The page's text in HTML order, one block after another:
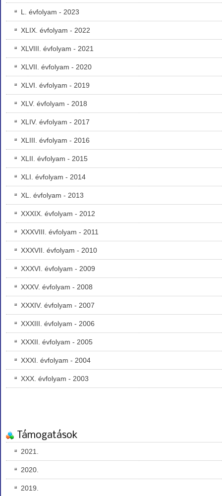
L. évfolyam - 2023
XLIX. évfolyam - 2022
XLVIII. évfolyam - 2021
XLVII. évfolyam - 2020
XLVI. évfolyam - 2019
XLV. évfolyam - 2018
XLIV. évfolyam - 2017
XLIII. évfolyam - 2016
XLII. évfolyam - 2015
XLI. évfolyam - 2014
XL. évfolyam - 2013
XXXIX. évfolyam - 2012
XXXVIII. évfolyam - 2011
XXXVII. évfolyam - 2010
XXXVI. évfolyam - 2009
XXXV. évfolyam - 2008
XXXIV. évfolyam - 2007
XXXIII. évfolyam - 2006
XXXII. évfolyam - 2005
XXXI. évfolyam - 2004
XXX. évfolyam - 2003
Támogatások
2021.
2020.
2019.